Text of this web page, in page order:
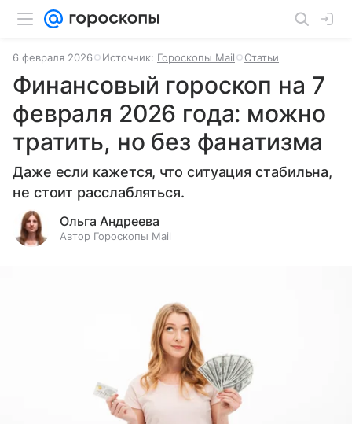
6 февраля 2026 Источник: Гороскопы Mail Статьи
Финансовый гороскоп на 7
февраля 2026 года: можно
тратить, но без фанатизма
Даже если кажется, что ситуация стабильна,
не стоит расслабляться.
Ольга Андреева
Автор Гороскопы Mail